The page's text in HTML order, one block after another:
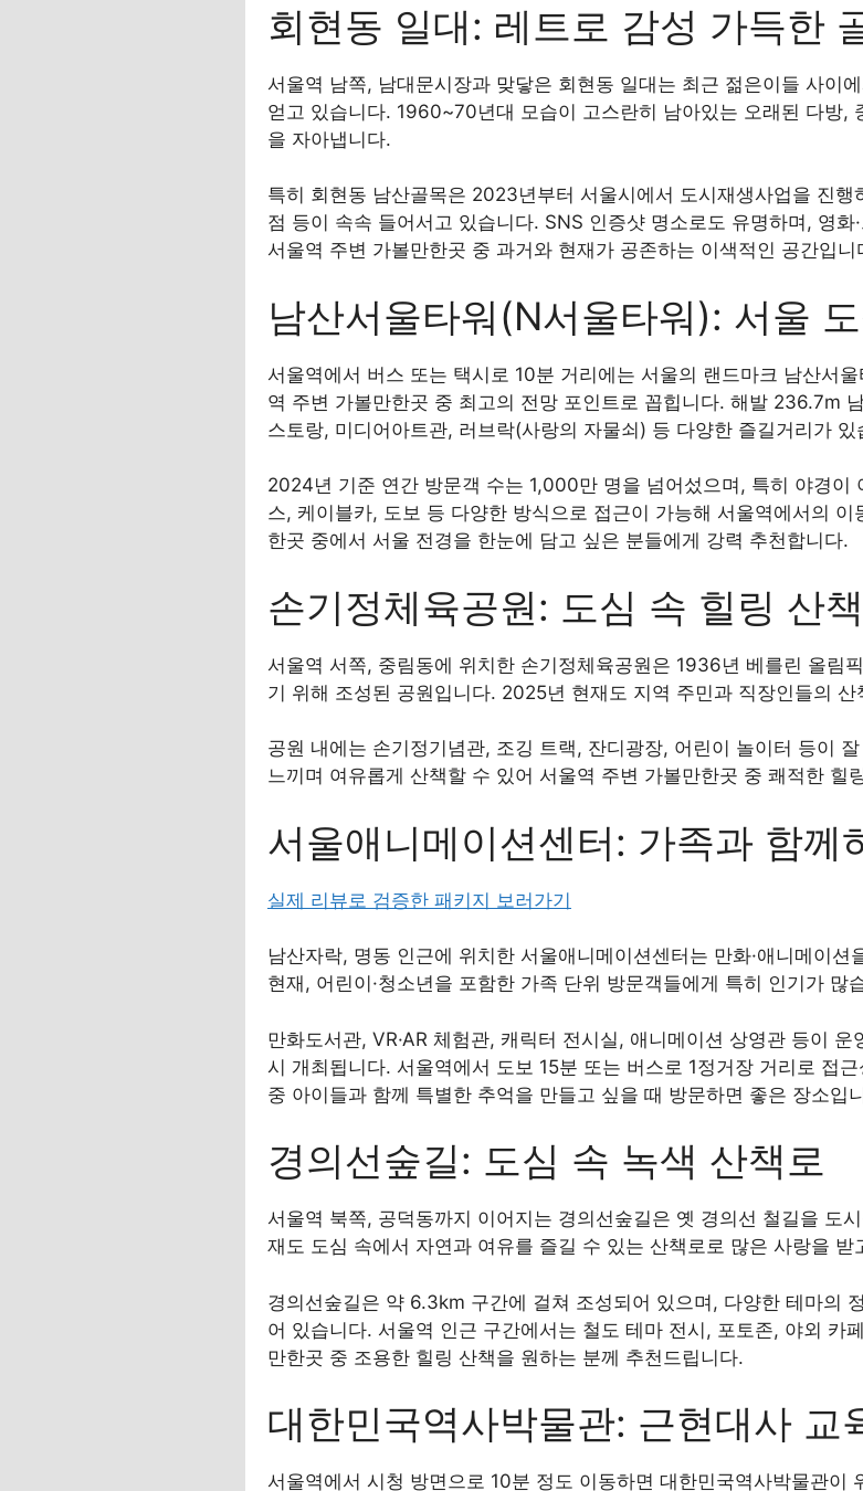
회현동 일대: 레트로 감성 가득한
서울역 남쪽, 남대문시장과 맞닿은 회현동 일대는 최근 젊은이들 사이
얻고 있습니다. 1960~70년대 모습이 고스란히 남아있는 오래된 다방,
을 자아냅니다.
특히 회현동 남산골목은 2023년부터 서울시에서 도시재생사업을 진
점 등이 속속 들어서고 있습니다. SNS 인증샷 명소로도 유명하며, 영
서울역 주변 가볼만한곳 중 과거와 현재가 공존하는 이색적인 공간입니
남산서울타워(N서울타워): 서울
서울역에서 버스 또는 택시로 10분 거리에는 서울의 랜드마크 남산서
역 주변 가볼만한곳 중 최고의 전망 포인트로 꼽힙니다. 해발 236.7m
스토랑, 미디어아트관, 러브락(사랑의 자물쇠) 등 다양한 즐길거리가 있
2024년 기준 연간 방문객 수는 1,000만 명을 넘어섰으며, 특히 야경이
스, 케이블카, 도보 등 다양한 방식으로 접근이 가능해 서울역에서의
한곳 중에서 서울 전경을 한눈에 담고 싶은 분들에게 강력 추천합니다.
손기정체육공원: 도심 속 힐링 산
서울역 서쪽, 중림동에 위치한 손기정체육공원은 1936년 베를린 올림
기 위해 조성된 공원입니다. 2025년 현재도 지역 주민과 직장인들의
공원 내에는 손기정기념관, 조깅 트랙, 잔디광장, 어린이 놀이터 등이
느끼며 여유롭게 산책할 수 있어 서울역 주변 가볼만한곳 중 쾌적한 힐
서울애니메이션센터: 가족과 함께
실제 리뷰로 검증한 패키지 보러가기
남산자락, 명동 인근에 위치한 서울애니메이션센터는 만화·애니메이
현재, 어린이·청소년을 포함한 가족 단위 방문객들에게 특히 인기가 많
만화도서관, VR·AR 체험관, 캐릭터 전시실, 애니메이션 상영관 등이
시 개최됩니다. 서울역에서 도보 15분 또는 버스로 1정거장 거리로 접
중 아이들과 함께 특별한 추억을 만들고 싶을 때 방문하면 좋은 장소입
경의선숲길: 도심 속 녹색 산책로
서울역 북쪽, 공덕동까지 이어지는 경의선숲길은 옛 경의선 철길을 도
재도 도심 속에서 자연과 여유를 즐길 수 있는 산책로로 많은 사랑을 받
경의선숲길은 약 6.3km 구간에 걸쳐 조성되어 있으며, 다양한 테마의
어 있습니다. 서울역 인근 구간에서는 철도 테마 전시, 포토존, 야외 카
만한곳 중 조용한 힐링 산책을 원하는 분께 추천드립니다.
대한민국역사박물관: 근현대사 교
서울역에서 시청 방면으로 10분 정도 이동하면 대한민국역사박물관이